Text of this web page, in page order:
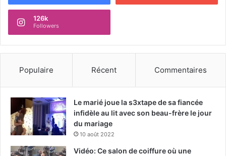
126k
Followers
Populaire Récent Commentaires
Le marié joue la s3xtape de sa fiancée
infidèle au lit avec son beau-frère le jour
du mariage
10 août 2022
Vidéo: Ce salon de coiffure où une